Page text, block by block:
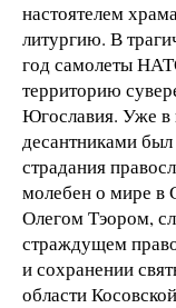
настоятелем
литургию. В
год самолеты
территорию
Югославия. Уже в
десантниками
страдания
молебен о мире в
Олегом Тэором,
страждущем
и сохранении
области